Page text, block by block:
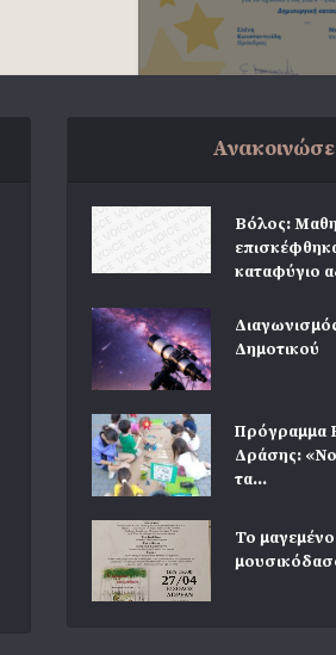
Βόλος:
καταφύγιο
Δημοτικού
Πρόγραμμα
Δράσης:
τα...
Το μαγεμένο